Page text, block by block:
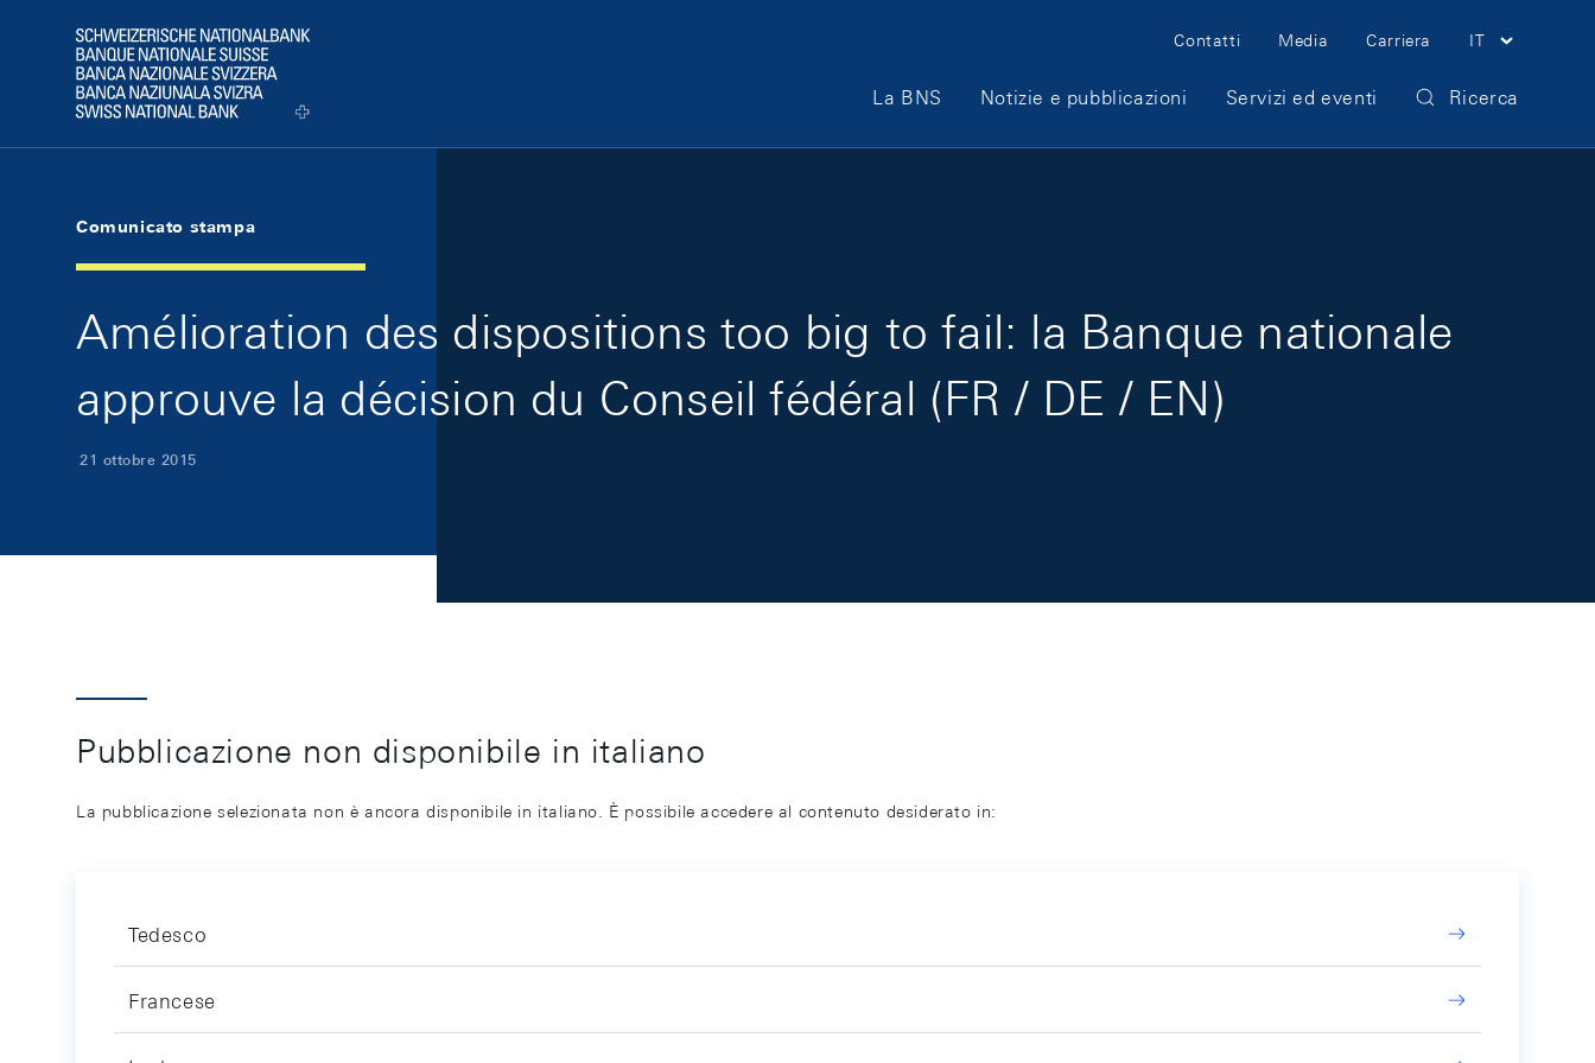
Logo
Meta Navigation
Contatti Media Carriera IT
Main Navigation
La BNS Notizie e pubblicazioni Servizi ed eventi Ricerca
Comunicato stampa
Amélioration des dispositions too big to fail: la Banque nationale
approuve la décision du Conseil fédéral (FR / DE / EN)
21 ottobre 2015
Pubblicazione non disponibile in italiano
La pubblicazione selezionata non è ancora disponibile in italiano. È possibile accedere al contenuto desiderato in:
Tedesco
Francese